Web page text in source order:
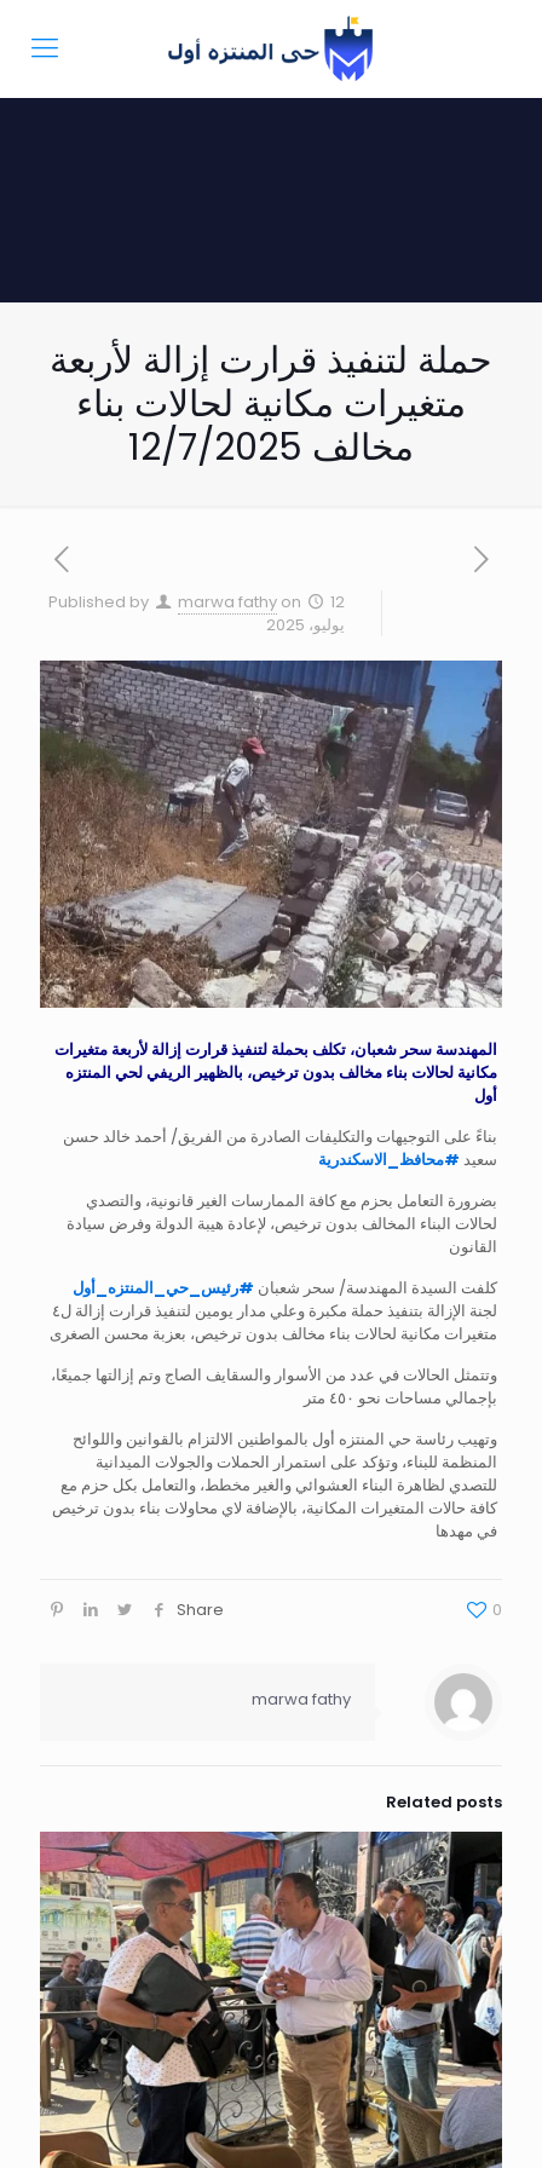
حملة لتنفيذ قرارت إزالة لأربعة
متغيرات مكانية لحالات بناء
مخالف 12/7/2025
Published by marwa fathy on
12
يوليو، 2025
المهندسة سحر شعبان، تكلف بحملة لتنفيذ قرارت إزالة لأربعة متغيرات
مكانية لحالات بناء مخالف بدون ترخيص، بالظهير الريفي لحي المنتزه
أول
بناءً على التوجيهات والتكليفات الصادرة من الفريق/ أحمد خالد حسن
سعيد #محافظ_الاسكندرية
بضرورة التعامل بحزم مع كافة الممارسات الغير قانونية، والتصدي
لحالات البناء المخالف بدون ترخيص، لإعادة هيبة الدولة وفرض سيادة
القانون
كلفت السيدة المهندسة/ سحر شعبان #رئيس_حي_المنتزه_أول
لجنة الإزالة بتنفيذ حملة مكبرة وعلي مدار يومين لتنفيذ قرارت إزالة ل٤
متغيرات مكانية لحالات بناء مخالف بدون ترخيص، بعزبة محسن الصغرى
وتتمثل الحالات في عدد من الأسوار والسقايف الصاج وتم إزالتها جميعًا،
بإجمالي مساحات نحو ٤٥٠ متر
وتهيب رئاسة حي المنتزه أول بالمواطنين الالتزام بالقوانين واللوائح
المنظمة للبناء، وتؤكد على استمرار الحملات والجولات الميدانية
للتصدي لظاهرة البناء العشوائي والغير مخطط، والتعامل بكل حزم مع
كافة حالات المتغيرات المكانية، بالإضافة لاي محاولات بناء بدون ترخيص
في مهدها
Share 0
marwa fathy
Related posts